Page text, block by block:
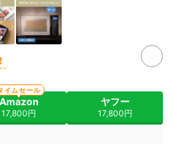
Amazon
17,800円
イムセール
ヤフー
17,800円